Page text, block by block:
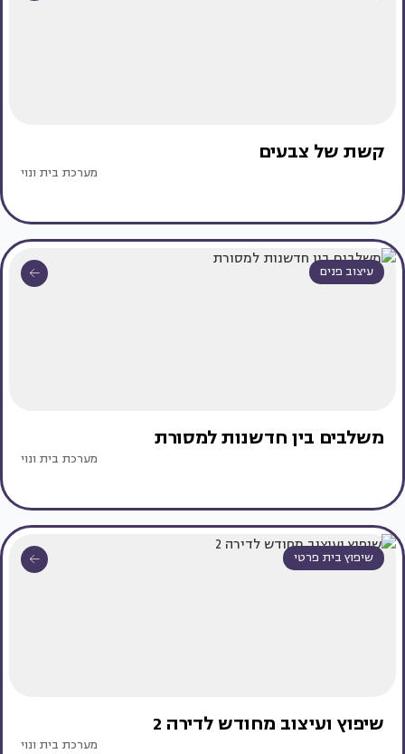
קשת של צבעים
מערכת בית ונוי
עיצוב פנים
משלבים בין חדשנות למסורת
מערכת בית ונוי
שיפוץ בית פרטי
שיפוץ ועיצוב מחודש לדירה 2
מערכת בית ונוי